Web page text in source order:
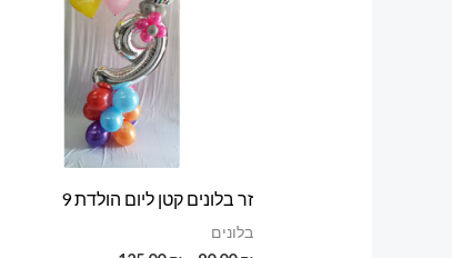
זר בלונים קטן ליום הולדת 9
בלונים